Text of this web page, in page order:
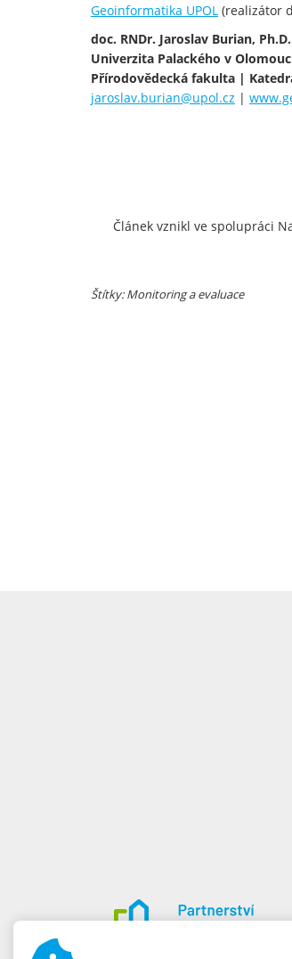
Geoinformatika UPOL (realizátor
doc. RNDr. Jaroslav Burian, Ph.D.
Univerzita Palackého v
Přírodovědecká fakulta |
jaroslav.burian@upol.cz |
Článek vznikl ve spolupráci
Štítky: Monitoring a evaluace